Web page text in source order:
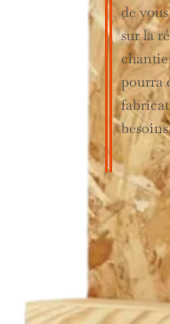
de
sur la
pourra